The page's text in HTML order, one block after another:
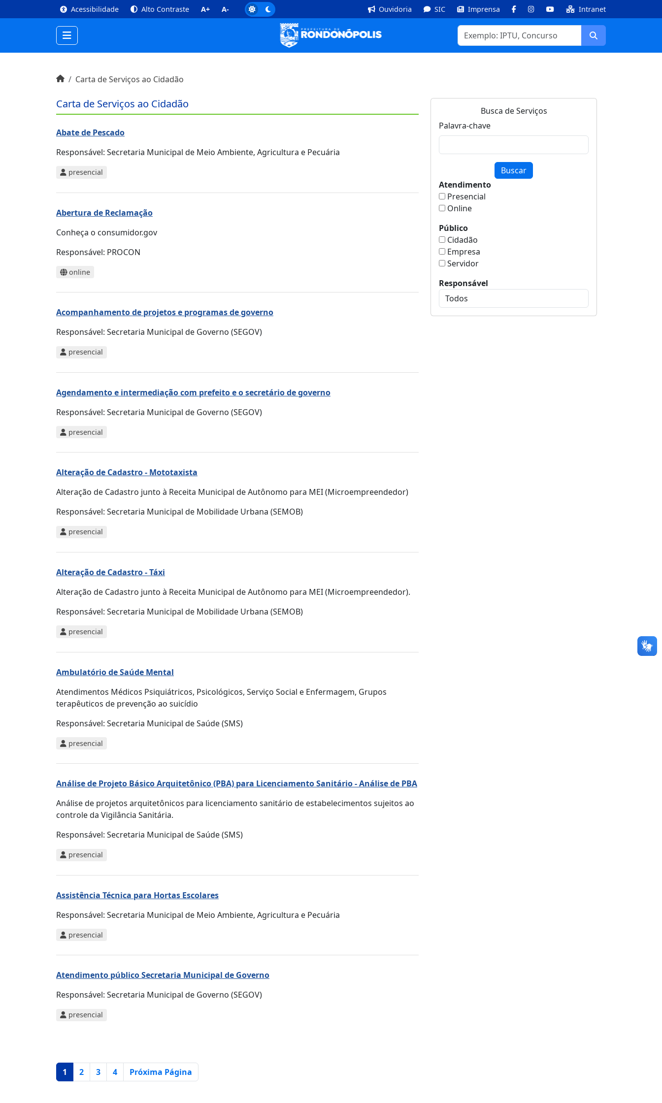
Conteúdo [1] Menu Principal [2] Busca [3] Rodapé [4]
Acessibilidade Alto Contraste A+ A- Ouvidoria SIC Imprensa FacebookInstagramYoutube Intranet
Buscar
Início do conteúdoInícioCarta de Serviços ao Cidadão
Busca de Serviços
Palavra-chave
Buscar
Atendimento
Presencial
Online
Público
Cidadão
Empresa
Servidor
Responsável
Carta de Serviços ao Cidadão
Abate de Pescado
Responsável: Secretaria Municipal de Meio Ambiente, Agricultura e Pecuária
presencial
Abertura de Reclamação
Conheça o consumidor.gov
Responsável: PROCON
online
Acompanhamento de projetos e programas de governo
Responsável: Secretaria Municipal de Governo (SEGOV)
presencial
Agendamento e intermediação com prefeito e o secretário de governo
Responsável: Secretaria Municipal de Governo (SEGOV)
presencial
Alteração de Cadastro - Mototaxista
Alteração de Cadastro junto à Receita Municipal de Autônomo para MEI (Microempreendedor)
Responsável: Secretaria Municipal de Mobilidade Urbana (SEMOB)
presencial
Alteração de Cadastro - Táxi
Alteração de Cadastro junto à Receita Municipal de Autônomo para MEI (Microempreendedor).
Responsável: Secretaria Municipal de Mobilidade Urbana (SEMOB)
presencial
Ambulatório de Saúde Mental
Atendimentos Médicos Psiquiátricos, Psicológicos, Serviço Social e Enfermagem, Grupos
terapêuticos de prevenção ao suicídio
Responsável: Secretaria Municipal de Saúde (SMS)
presencial
Análise de Projeto Básico Arquitetônico (PBA) para Licenciamento Sanitário - Análise de PBA
Análise de projetos arquitetônicos para licenciamento sanitário de estabelecimentos sujeitos ao
controle da Vigilância Sanitária.
Responsável: Secretaria Municipal de Saúde (SMS)
presencial
Assistência Técnica para Hortas Escolares
Responsável: Secretaria Municipal de Meio Ambiente, Agricultura e Pecuária
presencial
Atendimento público Secretaria Municipal de Governo
Responsável: Secretaria Municipal de Governo (SEGOV)
presencial
1 Página atual
2 3 4 Próxima Página